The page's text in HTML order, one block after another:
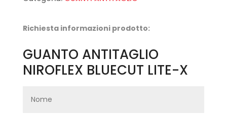
Richiesta informazioni prodotto:
GUANTO ANTITAGLIO
NIROFLEX BLUECUT LITE-X